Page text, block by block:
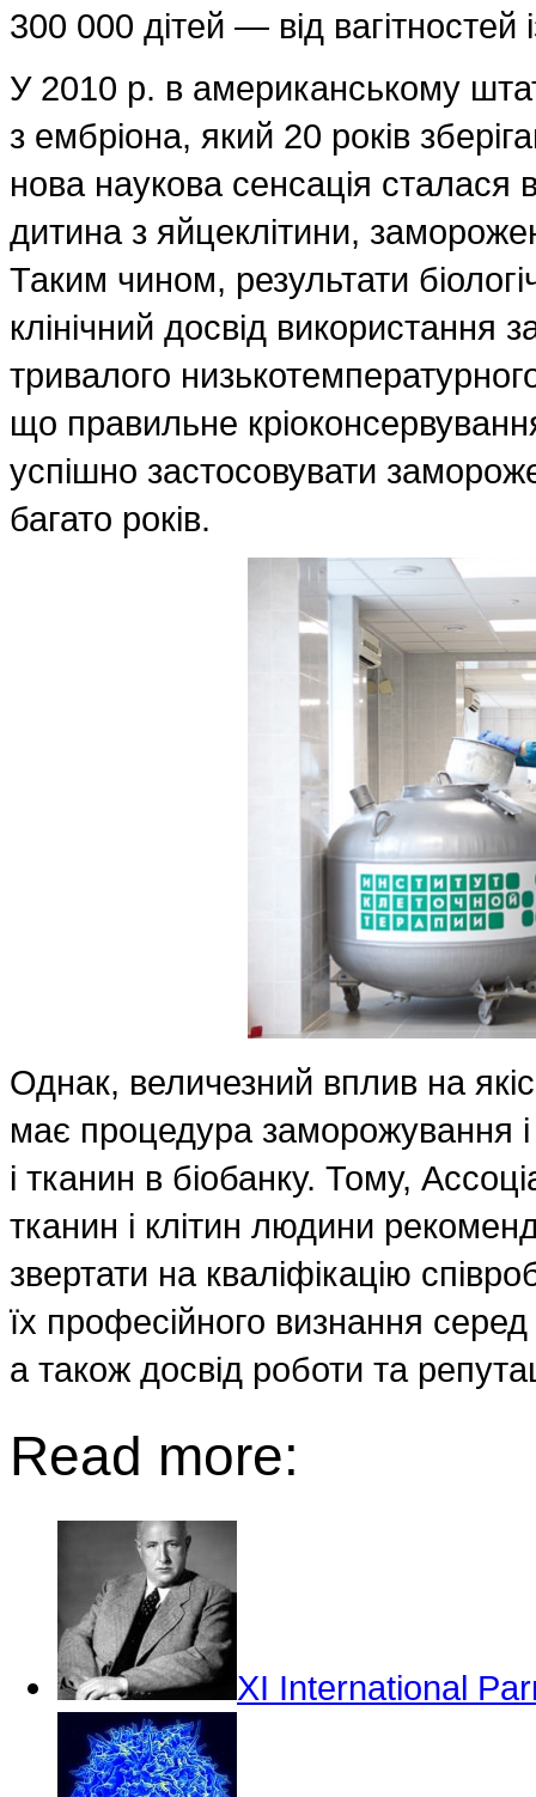
300 000 дітей — від
У 2010 р. в американському
з ембріона, який 20 років
нова наукова сенсація сталася
дитина з яйцеклітини,
Таким чином, результати
клінічний досвід використання
тривалого
що правильне
успішно застосовувати
багато років.
Однак, величезний вплив на
має процедура заморожування і
і тканин в біобанку. Тому,
тканин і клітин людини
звертати на кваліфікацію
їх професійного визнання серед
а також досвід роботи та
Read more:
XI International